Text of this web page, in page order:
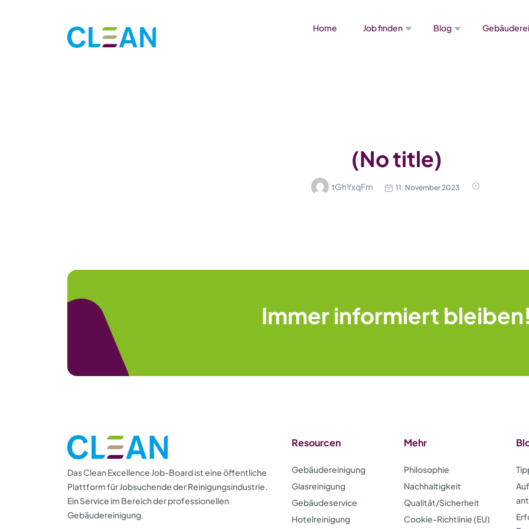
Home Job finden Blog
(No title)
tGhYxqFm 11. November 2023
Immer informiert bleiben!
Das Clean Excellence Job-Board ist eine öffentliche
Plattform für Jobsuchende der Reinigungsindustrie.
Ein Service im Bereich der professionellen
Gebäudereinigung.
Resourcen
Gebäudereinigung
Glasreinigung
Gebäudeservice
Hotelreinigung
Mehr
Philosophie
Nachhaltigkeit
Qualität/Sicherheit
Cookie-Richtlinie (EU)